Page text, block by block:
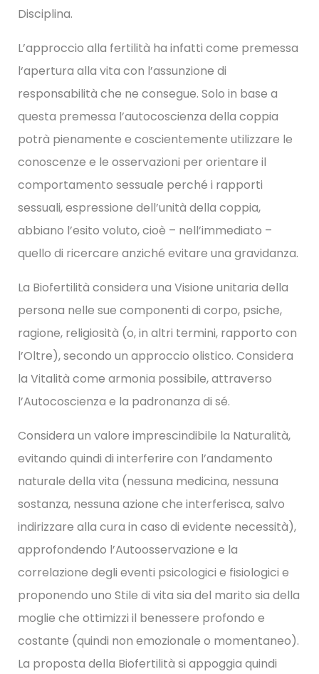
Disciplina.
L’approccio alla fertilità ha infatti come premessa
l‘apertura alla vita con l’assunzione di
responsabilità che ne consegue. Solo in base a
questa premessa l’autocoscienza della coppia
potrà pienamente e coscientemente utilizzare le
conoscenze e le osservazioni per orientare il
comportamento sessuale perché i rapporti
sessuali, espressione dell’unità della coppia,
abbiano l’esito voluto, cioè – nell’immediato –
quello di ricercare anziché evitare una gravidanza.
La Biofertilità considera una Visione unitaria della
persona nelle sue componenti di corpo, psiche,
ragione, religiosità (o, in altri termini, rapporto con
l’Oltre), secondo un approccio olistico. Considera
la Vitalità come armonia possibile, attraverso
l’Autocoscienza e la padronanza di sé.
Considera un valore imprescindibile la Naturalità,
evitando quindi di interferire con l’andamento
naturale della vita (nessuna medicina, nessuna
sostanza, nessuna azione che interferisca, salvo
indirizzare alla cura in caso di evidente necessità),
approfondendo l’Autoosservazione e la
correlazione degli eventi psicologici e fisiologici e
proponendo uno Stile di vita sia del marito sia della
moglie che ottimizzi il benessere profondo e
costante (quindi non emozionale o momentaneo).
La proposta della Biofertilità si appoggia quindi